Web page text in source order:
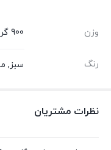
وزن 900 گرم
رنگ سبز,
نظرات مشتریان